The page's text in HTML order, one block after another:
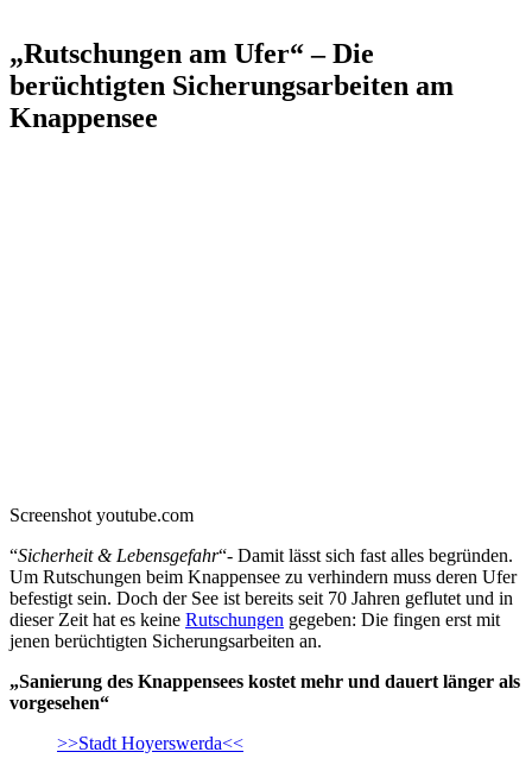
„Rutschungen am Ufer“ – Die
berüchtigten Sicherungsarbeiten am
Knappensee
Screenshot youtube.com
“Sicherheit & Lebensgefahr“- Damit lässt sich fast alles begründen.
Um Rutschungen beim Knappensee zu verhindern muss deren Ufer
befestigt sein. Doch der See ist bereits seit 70 Jahren geflutet und in
dieser Zeit hat es keine Rutschungen gegeben: Die fingen erst mit
jenen berüchtigten Sicherungsarbeiten an.
„Sanierung des Knappensees kostet mehr und dauert länger als
vorgesehen“
>>Stadt Hoyerswerda<<